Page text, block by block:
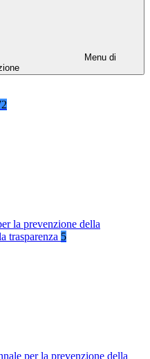
Menu di
la prevenzione della
trasparenza 5
per la prevenzione della